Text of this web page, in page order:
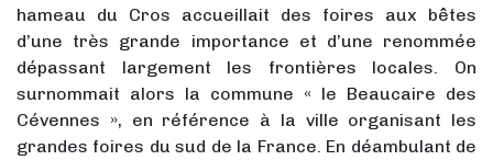
hameau du Cros accueillait des foires aux bêtes
d’une très grande importance et d’une renommée
dépassant largement les frontières locales. On
surnommait alors la commune « le Beaucaire des
Cévennes », en référence à la ville organisant les
grandes foires du sud de la France. En déambulant de